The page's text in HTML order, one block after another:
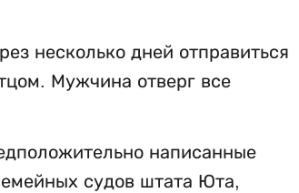
несколько дней отправиться
Мужчина отверг все
написанные
судов штата Юта,